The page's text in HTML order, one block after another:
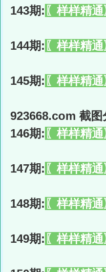
143期: 〖样样精通
144期: 〖样样精通
145期: 〖样样精通
923668.com 截图
146期: 〖样样精通
147期: 〖样样精通
148期: 〖样样精通
149期: 〖样样精通